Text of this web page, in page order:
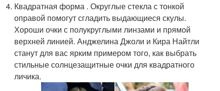
Квадратная форма . Округлые стекла с тонкой
оправой помогут сгладить выдающиеся скулы.
Хороши очки с полукруглыми линзами и прямой
верхней линией. Анджелина Джоли и Кира Найтли
станут для вас ярким примером того, как выбрать
стильные солнцезащитные очки для квадратного
личика.